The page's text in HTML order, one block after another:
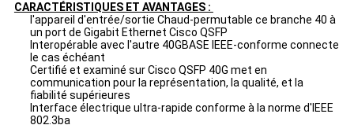
CARACTÉRISTIQUES ET AVANTAGES :
l'appareil d'entrée/sortie Chaud-permutable ce branche 40 à
un port de Gigabit Ethernet Cisco QSFP
Interopérable avec l'autre 40GBASE IEEE-conforme connecte
le cas échéant
Certifié et examiné sur Cisco QSFP 40G met en
communication pour la représentation, la qualité, et la
fiabilité supérieures
Interface électrique ultra-rapide conforme à la norme d'IEEE
802.3ba